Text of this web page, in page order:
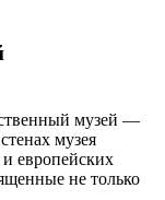
музей —
музея
европейских
не только